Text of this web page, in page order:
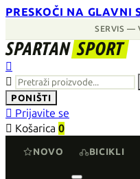
PRESKOČI NA GLAVNI
SERVIS —
SPARTAN SPORT


PONIŠTI
 Prijavite se
 Košarica 0
NOVO BICIKLI